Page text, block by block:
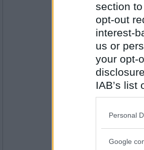
section
opt-out
interest-
us or
your opt-
IAB’s
also be
Please
Personal
Google
Antal inlägg:
15624
falskt
PUM
Ruckzuck